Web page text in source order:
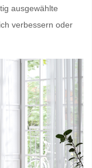
ausgewählte
verbessern oder